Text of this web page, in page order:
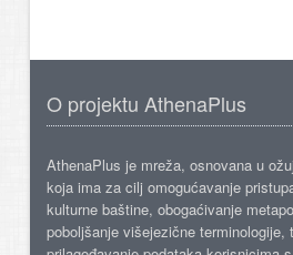
O projektu AthenaPlus
AthenaPlus je mreža, osnovana u
koja ima za cilj omogućavanje
kulturne baštine, obogaćivanje
poboljšanje višejezične terminologije,